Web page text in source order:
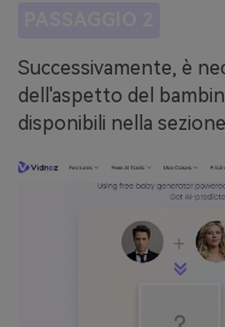
Successivamente, è
dell'aspetto del
disponibili nella